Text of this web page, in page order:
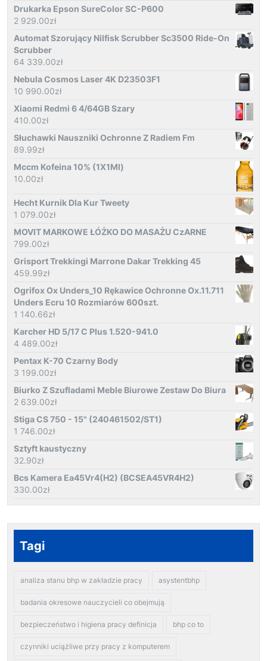
Drukarka Epson SureColor SC-P600
2 929.00zł
Automat Szorujący Nilfisk Scrubber Sc3500 Ride-On
Scrubber
64 339.00zł
Nebula Cosmos Laser 4K D23503F1
10 990.00zł
Xiaomi Redmi 6 4/64GB Szary
410.00zł
Słuchawki Nauszniki Ochronne Z Radiem Fm
89.99zł
Mccm Kofeina 10% (1X1Ml)
10.00zł
Hecht Kurnik Dla Kur Tweety
1 079.00zł
MOVIT MARKOWE ŁÓŻKO DO MASAŻU CzARNE
799.00zł
Grisport Trekkingi Marrone Dakar Trekking 45
459.99zł
Ogrifox Ox Unders_10 Rękawice Ochronne Ox.11.711
Unders Ecru 10 Rozmiarów 600szt.
1 140.66zł
Karcher HD 5/17 C Plus 1.520-941.0
4 489.00zł
Pentax K-70 Czarny Body
3 199.00zł
Biurko Z Szufladami Meble Biurowe Zestaw Do Biura
2 639.00zł
Stiga CS 750 - 15" (240461502/ST1)
1 746.00zł
Sztyft kaustyczny
32.90zł
Bcs Kamera Ea45Vr4(H2) (BCSEA45VR4H2)
330.00zł
Tagi
analiza stanu bhp w zakładzie pracy asystentbhp
badania okresowe nauczycieli co obejmują
bezpieczeństwo i higiena pracy definicja bhp co to
czynniki uciążliwe przy pracy z komputerem